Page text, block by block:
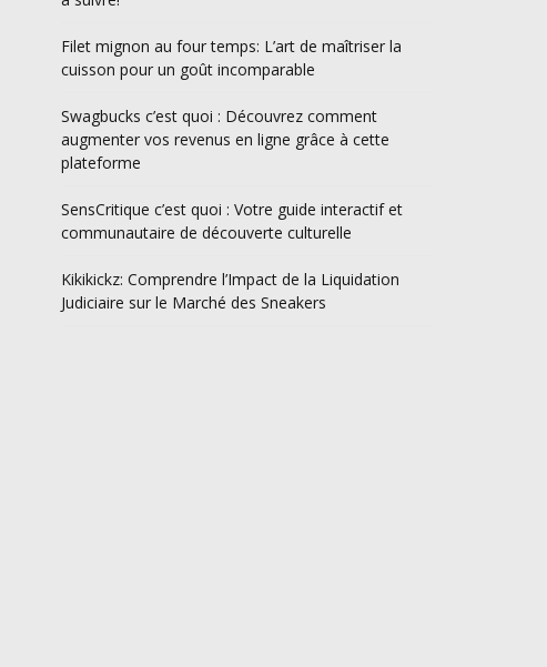
Filet mignon au four temps: L’art de maîtriser la
cuisson pour un goût incomparable
Swagbucks c’est quoi : Découvrez comment
augmenter vos revenus en ligne grâce à cette
plateforme
SensCritique c’est quoi : Votre guide interactif et
communautaire de découverte culturelle
Kikikickz: Comprendre l’Impact de la Liquidation
Judiciaire sur le Marché des Sneakers